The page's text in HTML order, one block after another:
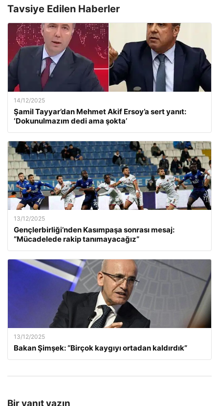
Tavsiye Edilen Haberler
14/12/2025
Şamil Tayyar’dan Mehmet Akif Ersoy’a sert yanıt:
‘Dokunulmazım dedi ama şokta’
13/12/2025
Gençlerbirliği’nden Kasımpaşa sonrası mesaj:
“Mücadelede rakip tanımayacağız”
13/12/2025
Bakan Şimşek: “Birçok kaygıyı ortadan kaldırdık”
Bir yanıt yazın